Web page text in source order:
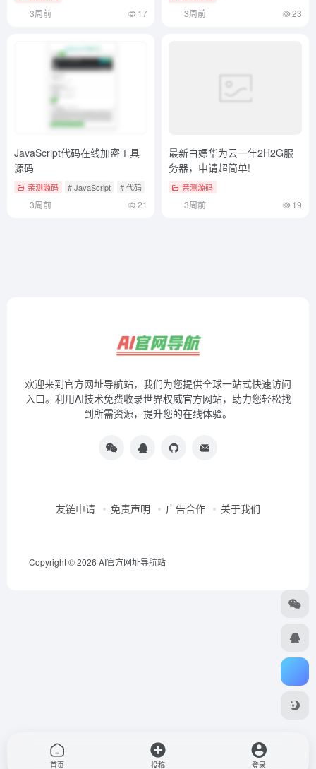
3周前 17 3周前 23
JavaScript代码在线加密工具
源码
亲测源码 # JavaScript # 代码 # 加密
3周前 21
最新白嫖华为云一年2H2G服
务器，申请超简单!
亲测源码
3周前 19
欢迎来到官方网址导航站，我们为您提供全球一站式快速访问
入口。利用AI技术免费收录世界权威官方网站，助力您轻松找
到所需资源，提升您的在线体验。
友链申请 免责声明 广告合作 关于我们
Copyright © 2026 AI官方网址导航站
首页 投稿 登录